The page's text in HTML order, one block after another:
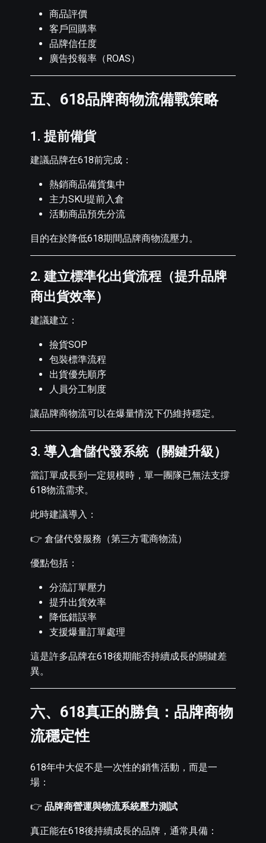
商品評價
客戶回購率
品牌信任度
廣告投報率（ROAS）
五、618品牌商物流備戰策略
1. 提前備貨
建議品牌在618前完成：
熱銷商品備貨集中
主力SKU提前入倉
活動商品預先分流
目的在於降低618期間品牌商物流壓力。
2. 建立標準化出貨流程（提升品牌
商出貨效率）
建議建立：
撿貨SOP
包裝標準流程
出貨優先順序
人員分工制度
讓品牌商物流可以在爆量情況下仍維持穩定。
3. 導入倉儲代發系統（關鍵升級）
當訂單成長到一定規模時，單一團隊已無法支撐
618物流需求。
此時建議導入：
👉 倉儲代發服務（第三方電商物流）
優點包括：
分流訂單壓力
提升出貨效率
降低錯誤率
支援爆量訂單處理
這是許多品牌在618後期能否持續成長的關鍵差
異。
六、618真正的勝負：品牌商物
流穩定性
618年中大促不是一次性的銷售活動，而是一
場：
👉 品牌商營運與物流系統壓力測試
真正能在618後持續成長的品牌，通常具備：